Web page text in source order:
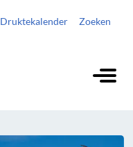
Druktekalender Zoeken